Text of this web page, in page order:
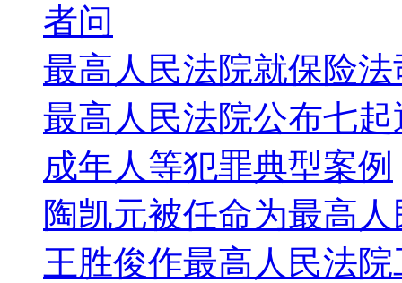
者问
最高人民法院就保险
最高人民法院公布七
成年人等犯罪典型案例
陶凯元被任命为最高
王胜俊作最高人民法